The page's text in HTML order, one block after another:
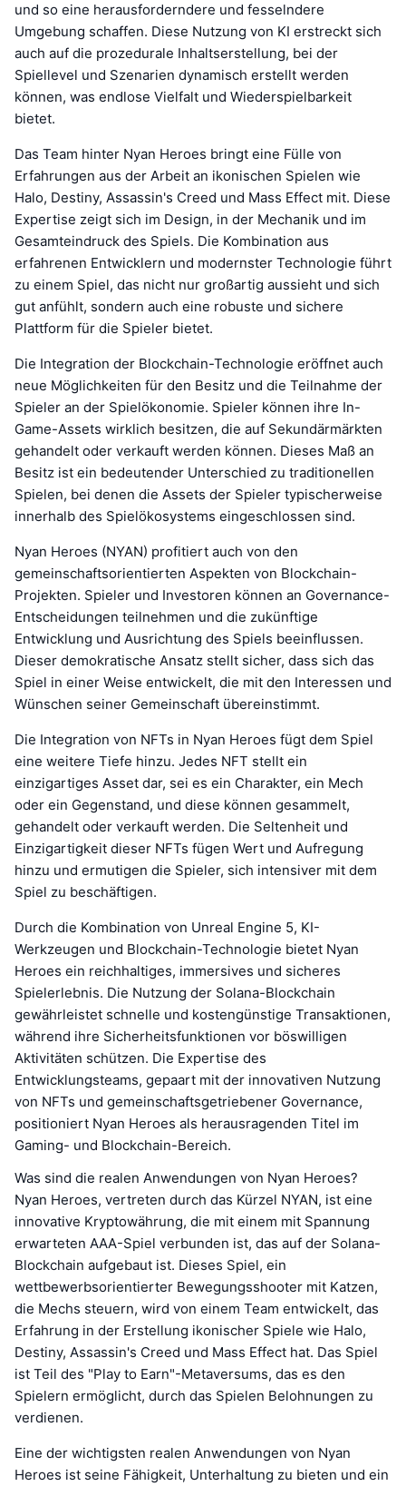
und so eine herausforderndere und fesselndere
Umgebung schaffen. Diese Nutzung von KI erstreckt sich
auch auf die prozedurale Inhaltserstellung, bei der
Spiellevel und Szenarien dynamisch erstellt werden
können, was endlose Vielfalt und Wiederspielbarkeit
bietet.
Das Team hinter Nyan Heroes bringt eine Fülle von
Erfahrungen aus der Arbeit an ikonischen Spielen wie
Halo, Destiny, Assassin's Creed und Mass Effect mit. Diese
Expertise zeigt sich im Design, in der Mechanik und im
Gesamteindruck des Spiels. Die Kombination aus
erfahrenen Entwicklern und modernster Technologie führt
zu einem Spiel, das nicht nur großartig aussieht und sich
gut anfühlt, sondern auch eine robuste und sichere
Plattform für die Spieler bietet.
Die Integration der Blockchain-Technologie eröffnet auch
neue Möglichkeiten für den Besitz und die Teilnahme der
Spieler an der Spielökonomie. Spieler können ihre In-
Game-Assets wirklich besitzen, die auf Sekundärmärkten
gehandelt oder verkauft werden können. Dieses Maß an
Besitz ist ein bedeutender Unterschied zu traditionellen
Spielen, bei denen die Assets der Spieler typischerweise
innerhalb des Spielökosystems eingeschlossen sind.
Nyan Heroes (NYAN) profitiert auch von den
gemeinschaftsorientierten Aspekten von Blockchain-
Projekten. Spieler und Investoren können an Governance-
Entscheidungen teilnehmen und die zukünftige
Entwicklung und Ausrichtung des Spiels beeinflussen.
Dieser demokratische Ansatz stellt sicher, dass sich das
Spiel in einer Weise entwickelt, die mit den Interessen und
Wünschen seiner Gemeinschaft übereinstimmt.
Die Integration von NFTs in Nyan Heroes fügt dem Spiel
eine weitere Tiefe hinzu. Jedes NFT stellt ein
einzigartiges Asset dar, sei es ein Charakter, ein Mech
oder ein Gegenstand, und diese können gesammelt,
gehandelt oder verkauft werden. Die Seltenheit und
Einzigartigkeit dieser NFTs fügen Wert und Aufregung
hinzu und ermutigen die Spieler, sich intensiver mit dem
Spiel zu beschäftigen.
Durch die Kombination von Unreal Engine 5, KI-
Werkzeugen und Blockchain-Technologie bietet Nyan
Heroes ein reichhaltiges, immersives und sicheres
Spielerlebnis. Die Nutzung der Solana-Blockchain
gewährleistet schnelle und kostengünstige Transaktionen,
während ihre Sicherheitsfunktionen vor böswilligen
Aktivitäten schützen. Die Expertise des
Entwicklungsteams, gepaart mit der innovativen Nutzung
von NFTs und gemeinschaftsgetriebener Governance,
positioniert Nyan Heroes als herausragenden Titel im
Gaming- und Blockchain-Bereich.
Was sind die realen Anwendungen von Nyan Heroes?
Nyan Heroes, vertreten durch das Kürzel NYAN, ist eine
innovative Kryptowährung, die mit einem mit Spannung
erwarteten AAA-Spiel verbunden ist, das auf der Solana-
Blockchain aufgebaut ist. Dieses Spiel, ein
wettbewerbsorientierter Bewegungsshooter mit Katzen,
die Mechs steuern, wird von einem Team entwickelt, das
Erfahrung in der Erstellung ikonischer Spiele wie Halo,
Destiny, Assassin's Creed und Mass Effect hat. Das Spiel
ist Teil des "Play to Earn"-Metaversums, das es den
Spielern ermöglicht, durch das Spielen Belohnungen zu
verdienen.
Eine der wichtigsten realen Anwendungen von Nyan
Heroes ist seine Fähigkeit, Unterhaltung zu bieten und ein